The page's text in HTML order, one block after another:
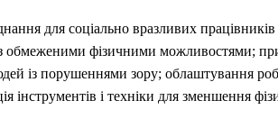
для соціально вразливих
фізичними можливостями;
із порушеннями зору; облаштування
інструментів і техніки для зменшення